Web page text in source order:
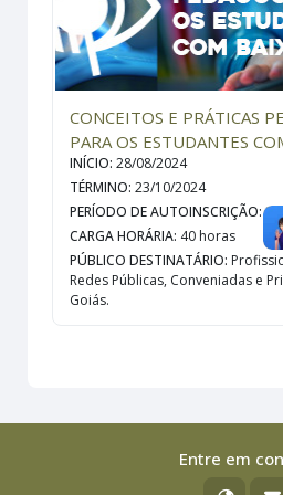
CONCEITOS E PRÁTICAS
PARA OS ESTUDANTES
INÍCIO:28/08/2024
TÉRMINO:23/10/2024
PERÍODO DE AUTOINSCRIÇÃO:
CARGA HORÁRIA: 40 horas
PÚBLICO DESTINATÁRIO:
Redes Públicas, Conveniadas e
Goiás.
Entre em